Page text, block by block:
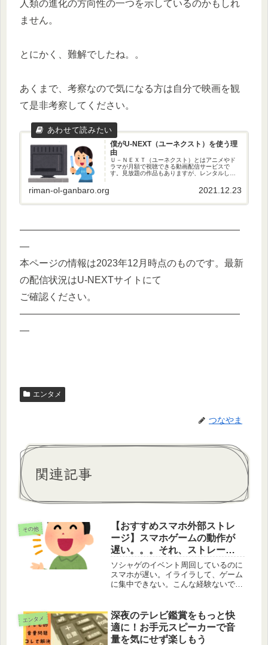
人類の進化の方向性の一つを示しているのかもしれ
ません。
とにかく、難解でしたね。。
あくまで、考察なので気になる方は自分で映画を観
て是非考察してください。
僕がU-NEXT（ユーネクスト）を使う理
由
Ｕ－ＮＥＸＴ（ユーネクスト）とはアニメやド
ラマが月額で視聴できる動画配信サービスで
す。見放題の作品もありますが、レンタルしな
はU-NEXTのポイント購入し、作品をレンタルし
ます。もちろん、見放題の作品もかなりの数が
す。
riman-ol-ganbaro.org 2021.12.23
———————————————————————
—
本ページの情報は2023年12月時点のものです。最新
の配信状況はU-NEXTサイトにて
ご確認ください。
———————————————————————
—
エンタメ
つなやま
関連記事
その他
【おすすめスマホ外部ストレ
ージ】スマホゲームの動作が
遅い。。。それ、ストレージ
不足では？
ソシャゲのイベント周回しているのに
スマホが遅い。イライラして、ゲーム
に集中できない。こんな経験ないです
ります。その要因の１つにストレージ
不足があるかもしれません。写真や動
画...
エンタメ
深夜のテレビ鑑賞をもっと快
適に！お手元スピーカーで音
量を気にせず楽しもう